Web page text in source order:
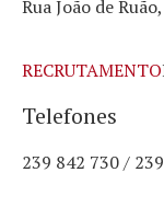
Rua João de
RECRUTAMENTO
Telefones
239 842 730 /